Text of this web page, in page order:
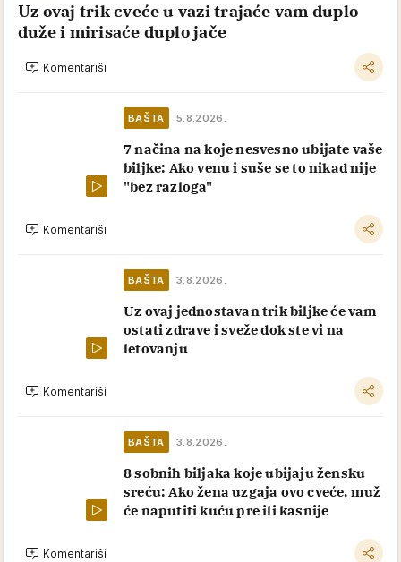
Uz ovaj trik cveće u vazi trajaće vam duplo
duže i mirisaće duplo jače
Komentariši
BAŠTA 5.8.2026.
7 načina na koje nesvesno ubijate vaše
biljke: Ako venu i suše se to nikad nije
"bez razloga"
Komentariši
BAŠTA 3.8.2026.
Uz ovaj jednostavan trik biljke će vam
ostati zdrave i sveže dok ste vi na
letovanju
Komentariši
BAŠTA 3.8.2026.
8 sobnih biljaka koje ubijaju žensku
sreću: Ako žena uzgaja ovo cveće, muž
će naputiti kuću pre ili kasnije
Komentariši